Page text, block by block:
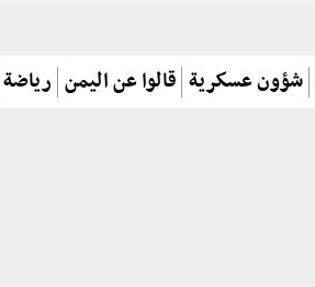
شؤون عسكرية قالوا عن اليمن رياضة